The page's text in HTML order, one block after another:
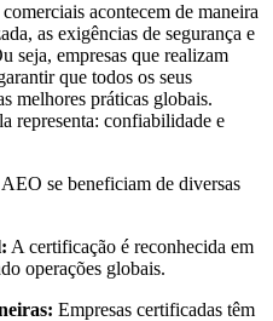
acontecem de maneira
as exigências de segurança e
seja, empresas que realizam
que todos os seus
melhores práticas globais.
representa: confiabilidade e
se beneficiam de diversas
A certificação é reconhecida em
operações globais.
Empresas certificadas têm